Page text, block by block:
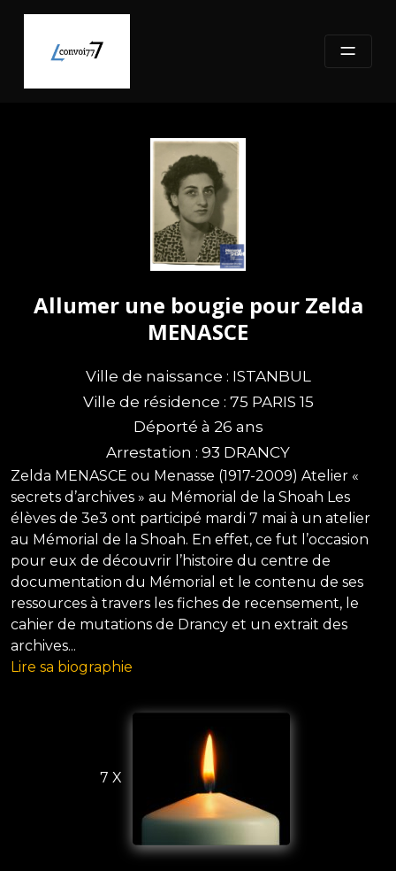
content
Allumer une bougie pour Zelda
MENASCE
Ville de naissance : ISTANBUL
Ville de résidence : 75 PARIS 15
Déporté à 26 ans
Arrestation : 93 DRANCY
Zelda MENASCE ou Menasse (1917-2009) Atelier «
secrets d’archives » au Mémorial de la Shoah Les
élèves de 3e3 ont participé mardi 7 mai à un atelier
au Mémorial de la Shoah. En effet, ce fut l’occasion
pour eux de découvrir l’histoire du centre de
documentation du Mémorial et le contenu de ses
ressources à travers les fiches de recensement, le
cahier de mutations de Drancy et un extrait des
archives...
Lire sa biographie
7 X